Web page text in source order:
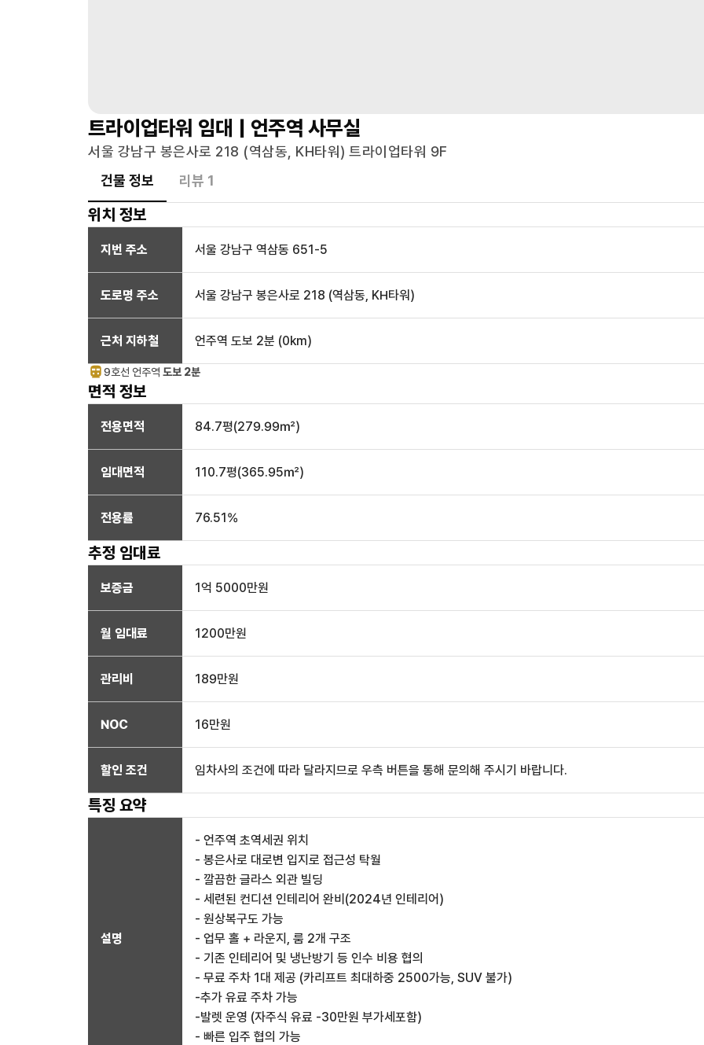
트라이업타워 임대 | 언주역 사무실
서울 강남구 봉은사로 218 (역삼동, KH타워) 트라이업타워 9F
건물 정보
리뷰 1
위치 정보
지번 주소 서울 강남구 역삼동 651-5
도로명 주소 서울 강남구 봉은사로 218 (역삼동, KH타워)
근처 지하철 언주역 도보 2분 (0km)
9호선 언주역 도보 2분
면적 정보
전용면적 84.7평(279.99㎡)
임대면적 110.7평(365.95㎡)
전용률 76.51%
추정 임대료
보증금 1억 5000만원
월 임대료 1200만원
관리비 189만원
NOC 16만원
할인 조건 임차사의 조건에 따라 달라지므로 우측 버튼을 통해 문의해 주시기 바랍니다.
특징 요약
설명
- 언주역 초역세권 위치
- 봉은사로 대로변 입지로 접근성 탁월
- 깔끔한 글라스 외관 빌딩
- 세련된 컨디션 인테리어 완비(2024년 인테리어)
- 원상복구도 가능
- 업무 홀 + 라운지, 룸 2개 구조
- 기존 인테리어 및 냉난방기 등 인수 비용 협의
- 무료 주차 1대 제공 (카리프트 최대하중 2500가능, SUV 불가)
-추가 유료 주차 가능
-발렛 운영 (자주식 유료 -30만원 부가세포함)
- 빠른 입주 협의 가능